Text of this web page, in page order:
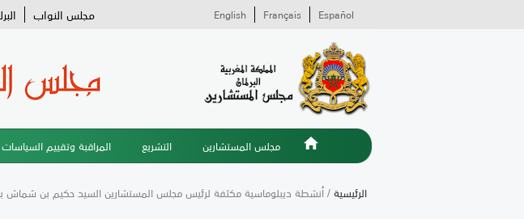
مجلس النواب Español
Français
English
مجلس المستشارين التشريع المراقبة وتقييم
الرئيسية/ أنشطة ديبلوماسية مكثفة لرئيس مجلس المستشارين السيد حكيم بن شماش